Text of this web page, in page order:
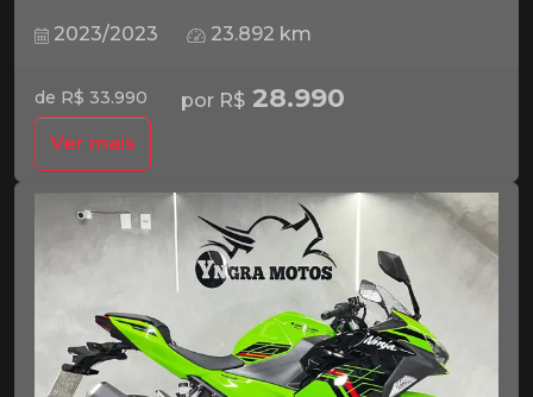
2023/2023 23.892 km
de R$ 33.990 por R$ 28.990
Ver mais